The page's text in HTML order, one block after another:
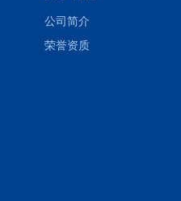
公司简介
荣誉资质